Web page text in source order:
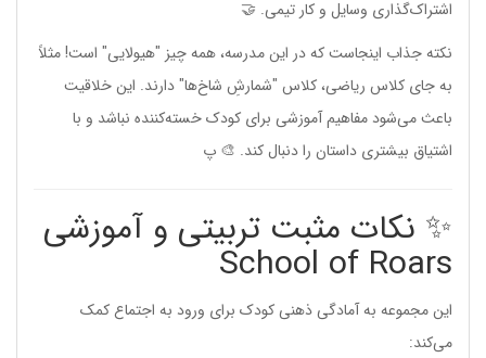
اشتراک‌گذاری وسایل و کار تیمی. 🤝
نکته جذاب اینجاست که در این مدرسه، همه چیز "هیولایی" است! مثلاً
به جای کلاس ریاضی، کلاس "شمارشِ شاخ‌ها" دارند. این خلاقیت
باعث می‌شود مفاهیم آموزشی برای کودک خسته‌کننده نباشد و با
اشتیاق بیشتری داستان را دنبال کند. 🎨 پ
✨ نکات مثبت تربیتی و آموزشی
School of Roars
این مجموعه به آمادگی ذهنی کودک برای ورود به اجتماع کمک
می‌کند: